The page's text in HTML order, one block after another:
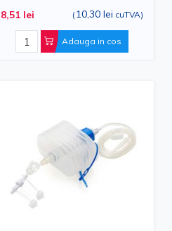
8,51 lei ( 10,30 lei cuTVA)
Adauga in cos